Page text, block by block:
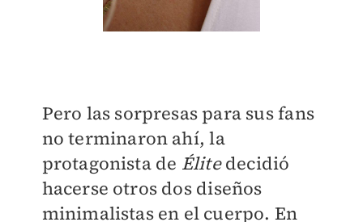
Pero las sorpresas para sus fans
no terminaron ahí,la
protagonista de Élitedecidió
hacerse otros dos diseños
minimalistas en el cuerpo. En